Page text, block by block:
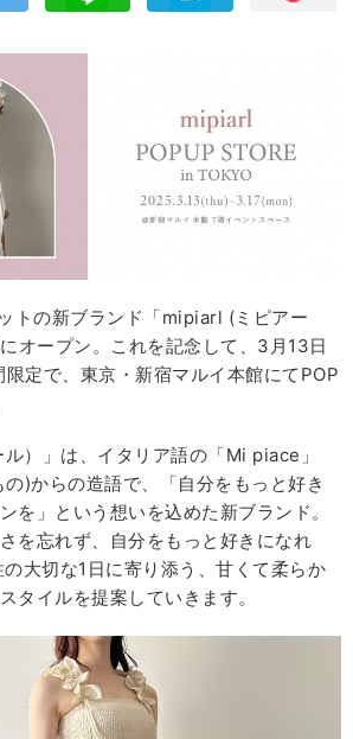
トの新ブランド「mipiarl (ミピアー
オープン。これを記念して、3⽉13⽇
定で、東京・新宿マルイ本館にてPOP
）」は、イタリア語の「Mi piace」
)からの造語で、「⾃分をもっと好き
を」という想いを込めた新ブランド。
を忘れず、⾃分をもっと好きになれ
⼤切な1⽇に寄り添う、⽢くて柔らか
タイルを提案していきます。